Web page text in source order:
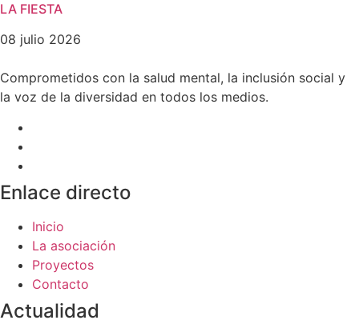
LA FIESTA
08 julio 2026
Comprometidos con la salud mental, la inclusión social y
la voz de la diversidad en todos los medios.
Enlace directo
Inicio
La asociación
Proyectos
Contacto
Actualidad